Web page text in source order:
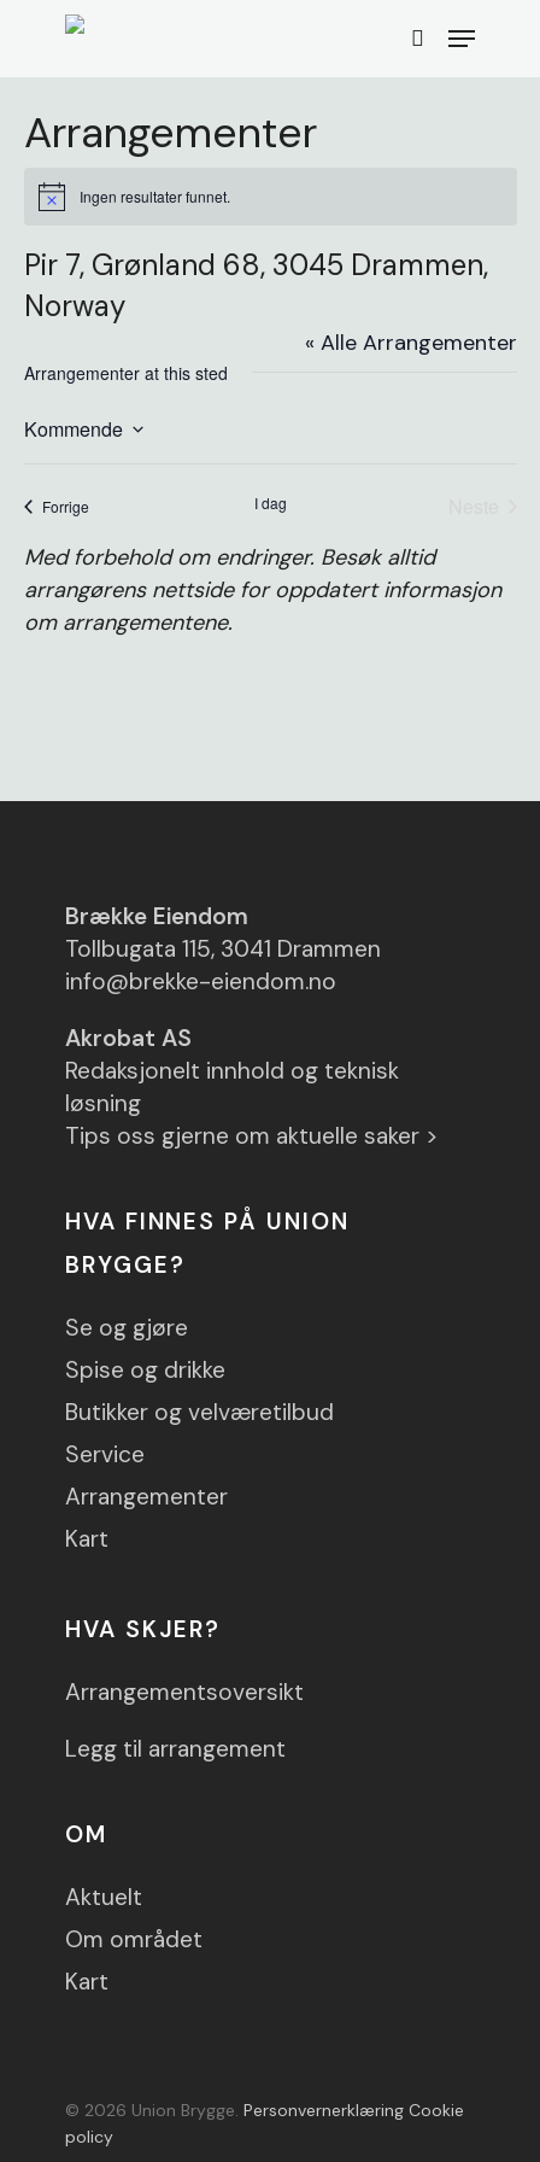
content
search
Menu
Arrangementer
MerknadIngen resultater funnet.
Pir 7, Grønland 68, 3045 Drammen,
Norway
« Alle Arrangementer
Arrangementer at this sted
Kommende
Forrigearrangementer I dag
Med forbehold om endringer. Besøk alltid
arrangørens nettside for oppdatert informasjon
om arrangementene.
Brække Eiendom
Tollbugata 115, 3041 Drammen
info@brekke-eiendom.no
Akrobat AS
Redaksjonelt innhold og teknisk
løsning
Tips oss gjerne om aktuelle saker >
HVA FINNES PÅ UNION
BRYGGE?
Se og gjøre
Spise og drikke
Butikker og velværetilbud
Service
Arrangementer
Kart
HVA SKJER?
Arrangementsoversikt
Legg til arrangement
OM
Aktuelt
Om området
Kart
© 2026 Union Brygge. Personvernerklæring Cookie
policy